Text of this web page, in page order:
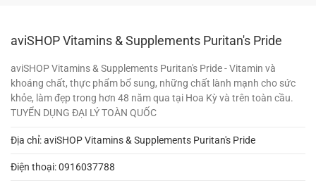
aviSHOP Vitamins & Supplements Puritan's Pride
aviSHOP Vitamins & Supplements Puritan's Pride - Vitamin và
khoáng chất, thực phẩm bổ sung, những chất lành mạnh cho sức
khỏe, làm đẹp trong hơn 48 năm qua tại Hoa Kỳ và trên toàn cầu.
TUYỂN DỤNG ĐẠI LÝ TOÀN QUỐC
Địa chỉ: aviSHOP Vitamins & Supplements Puritan's Pride
Điện thoại:0916037788